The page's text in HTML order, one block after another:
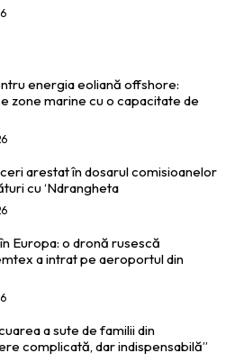
energia eoliană offshore:
zone marine cu o capacitate de
arestat în dosarul comisioanelor
cu ‘Ndrangheta
Europa: o dronă rusescă
a intrat pe aeroportul din
a sute de familii din
complicată, dar indispensabilă”